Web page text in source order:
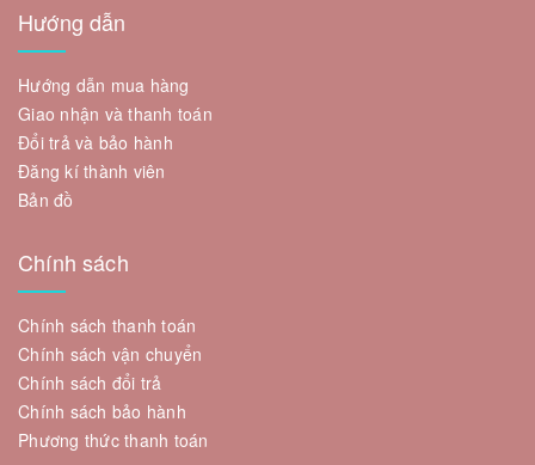
Hướng dẫn
Hướng dẫn mua hàng
Giao nhận và thanh toán
Đổi trả và bảo hành
Đăng kí thành viên
Bản đồ
Chính sách
Chính sách thanh toán
Chính sách vận chuyển
Chính sách đổi trả
Chính sách bảo hành
Phương thức thanh toán